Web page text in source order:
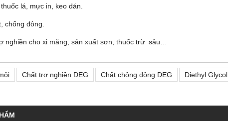
lá, mực in, keo dán.
chống đông.
nghiền cho xi măng, sản xuất sơn, thuốc trừ sâu…
Chất trợ nghiền DEG Chất chông đông DEG Diethyl Glycol